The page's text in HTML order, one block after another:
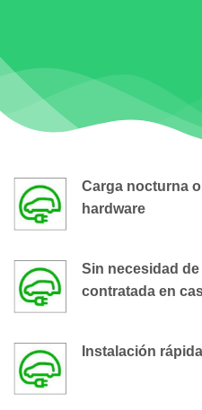
Carga nocturna
hardware
Sin necesidad
contratada en
Instalación